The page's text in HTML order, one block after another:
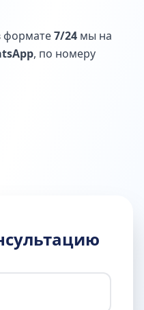
формате7/24 мы на
, по номеру